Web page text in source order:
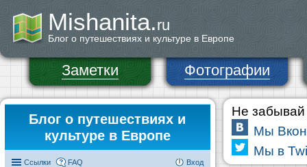
Mishanita.ru
Блог о путешествиях и культуре в Европе
Заметки Фотографии
Блог о путешествиях и
культуре в Европе
Ссылки FAQ Вход
Не забывай
Мы
Мы в